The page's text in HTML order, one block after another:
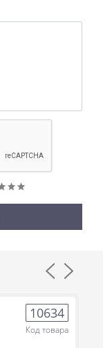
10634
Код товара